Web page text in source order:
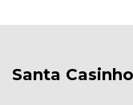
Santa